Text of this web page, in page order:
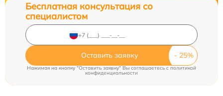
Бесплатная консультация со
специалистом
Оставить заявку
Нажимая на кнопку "Оставить заявку" Вы соглашаетесь c политикой
конфиденциальности